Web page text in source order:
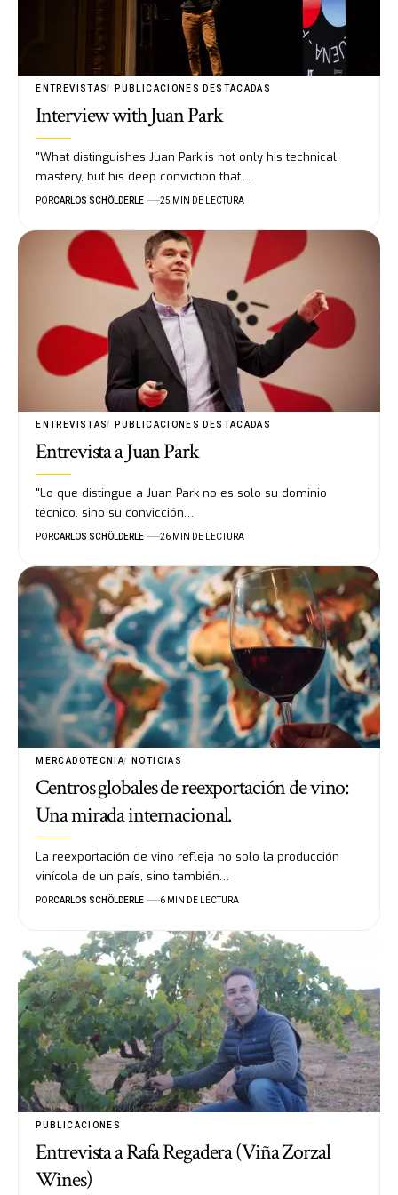
ENTREVISTAS PUBLICACIONES DESTACADAS
Interview with Juan Park
"What distinguishes Juan Park is not only his technical
mastery, but his deep conviction that…
PORCARLOS SCHÖLDERLE 25 MIN DE LECTURA
ENTREVISTAS PUBLICACIONES DESTACADAS
Entrevista a Juan Park
"Lo que distingue a Juan Park no es solo su dominio
técnico, sino su convicción…
PORCARLOS SCHÖLDERLE 26 MIN DE LECTURA
MERCADOTECNIA NOTICIAS
Centros globales de reexportación de vino:
Una mirada internacional.
La reexportación de vino refleja no solo la producción
vinícola de un país, sino también…
PORCARLOS SCHÖLDERLE 6 MIN DE LECTURA
PUBLICACIONES
Entrevista a Rafa Regadera (Viña Zorzal
Wines)